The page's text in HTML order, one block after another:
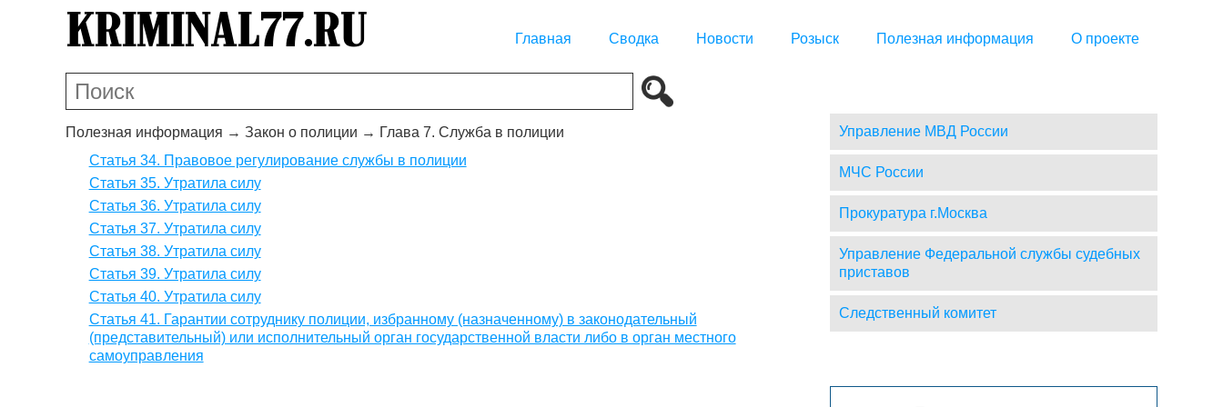
Главная Сводка Новости Розыск Полезная информация О проекте
Полезная информация → Закон о полиции → Глава 7. Служба в полиции
Статья 34. Правовое регулирование службы в полиции
Статья 35. Утратила силу
Статья 36. Утратила силу
Статья 37. Утратила силу
Статья 38. Утратила силу
Статья 39. Утратила силу
Статья 40. Утратила силу
Статья 41. Гарантии сотруднику полиции, избранному (назначенному) в законодательный
(представительный) или исполнительный орган государственной власти либо в орган местного
самоуправления
Управление МВД России
МЧС России
Прокуратура г.Москва
Управление Федеральной службы судебных
приставов
Следственный комитет